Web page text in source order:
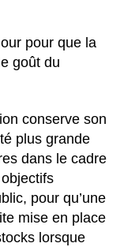
pour que la
goût du
conserve son
plus grande
dans le cadre
pour qu’une
mise en place
lorsque